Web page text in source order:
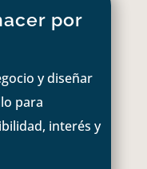
por
y diseñar
para
interés y